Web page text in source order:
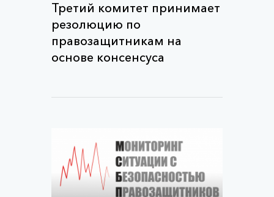
Третий комитет принимает
резолюцию по
правозащитникам на
основе консенсуса